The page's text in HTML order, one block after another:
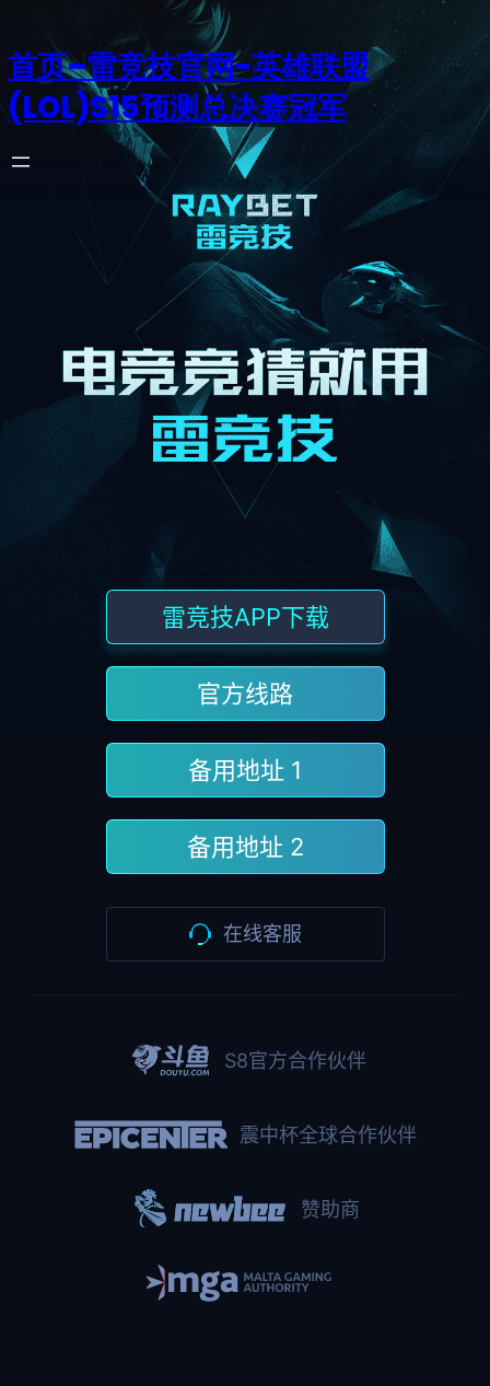
首页–雷竞技官网-英雄联盟
(LOL)S15预测总决赛冠军